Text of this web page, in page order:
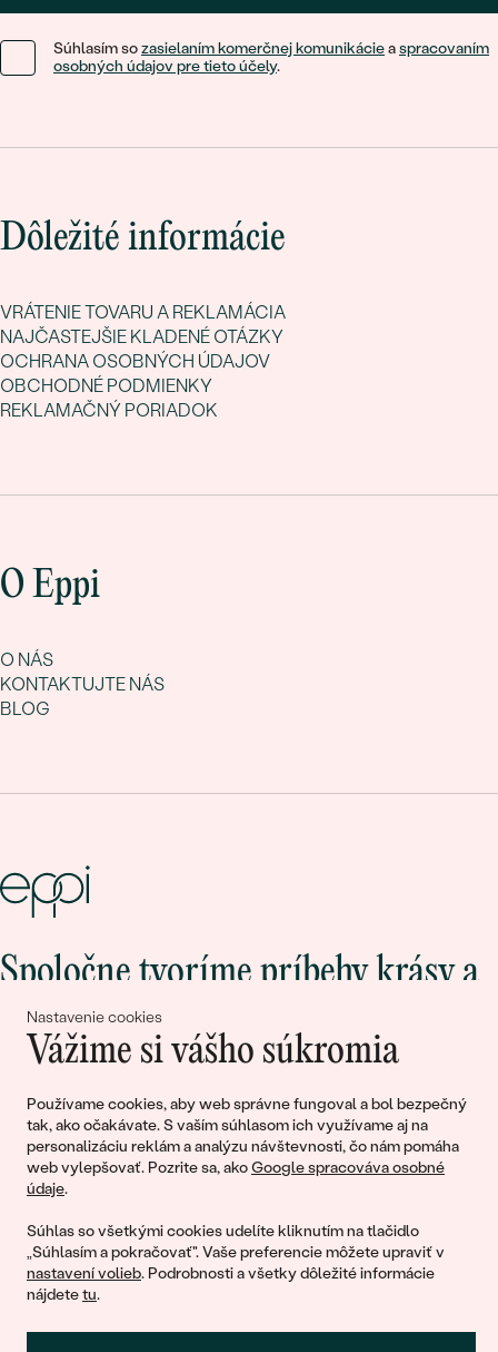
Nastavenie cookies
Vážime si vášho súkromia
Používame cookies, aby web správne fungoval a bol bezpečný
tak, ako očakávate. S vaším súhlasom ich využívame aj na
personalizáciu reklám a analýzu návštevnosti, čo nám pomáha
web vylepšovať. Pozrite sa, akoGoogle spracováva osobné
údaje.
Súhlas so všetkými cookies udelíte kliknutím na tlačidlo
„Súhlasím a pokračovať". Vaše preferencie môžete upraviť v
nastavení volieb. Podrobnosti a všetky dôležité informácie
nájdetetu.
Súhlasím sozasielaním komerčnej komunikácieaspracovaním
osobných údajov pre tieto účely.
Dôležité informácie
VRÁTENIE TOVARU A REKLAMÁCIA
NAJČASTEJŠIE KLADENÉ OTÁZKY
OCHRANA OSOBNÝCH ÚDAJOV
OBCHODNÉ PODMIENKY
REKLAMAČNÝ PORIADOK
O Eppi
O NÁS
KONTAKTUJTE NÁS
BLOG
Spoločne tvoríme príbehy krásy a
lásky
© 2011 - 2026, Eppi.sk